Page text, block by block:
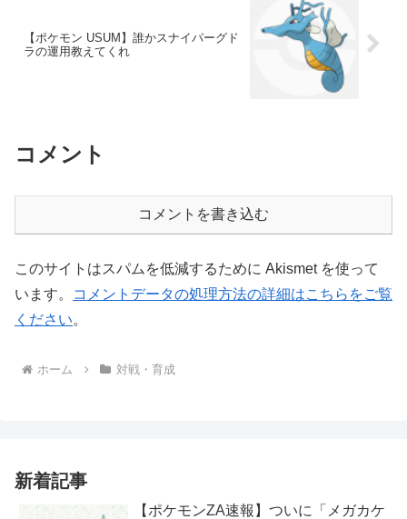
【ポケモン USUM】誰かスナイパーグド
ラの運用教えてくれ
コメント
コメントを書き込む
このサイトはスパムを低減するために Akismet を使って
います。
コメントデータの処理方法の詳細はこちらをご覧
ください。
ホーム 対戦・育成
新着記事
【ポケモンZA速報】ついに「メガカケ